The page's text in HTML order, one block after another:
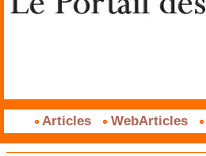
Articles WebArticles